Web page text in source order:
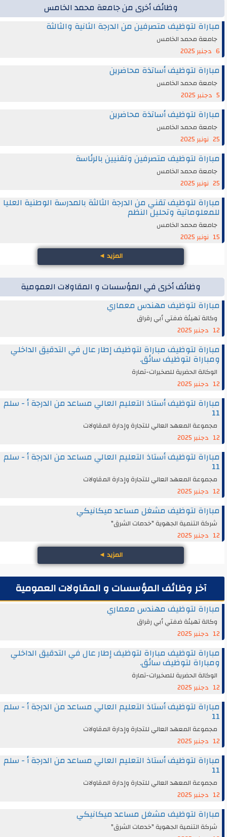
وظائف أخرى من جامعة محمد الخامس
مباراة لتوظيف متصرفين من الدرجة الثانية والثالثة
جامعة محمد الخامس
مباراة لتوظيف أساتذة محاضرين
جامعة محمد الخامس
مباراة لتوظيف أساتذة محاضرين
جامعة محمد الخامس
25 نونبر 2025
مباراة لتوظيف متصرفين وتقنيين بالرئاسة
جامعة محمد الخامس
25 نونبر 2025
مباراة لتوظيف تقني من الدرجة الثالثة بالمدرسة الوطنية العليا
للمعلوماتية وتحليل النظم
جامعة محمد الخامس
15 نونبر 2025
المزيد◄
وظائف أخرى في المؤسسات و المقاولات العمومية
مباراة لتوظيف مهندس معماري
وكالة تهيئة ضفتي أبي رقراق
12 دجنبر 2025
مباراة لتوظيف مباراة لتوظيف إطار عال في التدقيق الداخلي
ومباراة لتوظيف سائق.
الوكالة الحضرية للصخيرات-تمارة
12 دجنبر 2025
مباراة لتوظيف أستاذ التعليم العالي مساعد من الدرجة أ - سلم
11
مجموعة المعهد العالي للتجارة وإدارة المقاولات
12 دجنبر 2025
مباراة لتوظيف أستاذ التعليم العالي مساعد من الدرجة أ - سلم
11
مجموعة المعهد العالي للتجارة وإدارة المقاولات
12 دجنبر 2025
مباراة لتوظيف مشغل مساعد ميكانيكي
شركة التنمية الجهوية "خدمات الشرق"
12 دجنبر 2025
المزيد◄
آخر وظائف المؤسسات و المقاولات العمومية
مباراة لتوظيف مهندس معماري
وكالة تهيئة ضفتي أبي رقراق
12 دجنبر 2025
مباراة لتوظيف مباراة لتوظيف إطار عال في التدقيق الداخلي
ومباراة لتوظيف سائق.
الوكالة الحضرية للصخيرات-تمارة
12 دجنبر 2025
مباراة لتوظيف أستاذ التعليم العالي مساعد من الدرجة أ - سلم
11
مجموعة المعهد العالي للتجارة وإدارة المقاولات
12 دجنبر 2025
مباراة لتوظيف أستاذ التعليم العالي مساعد من الدرجة أ - سلم
11
مجموعة المعهد العالي للتجارة وإدارة المقاولات
12 دجنبر 2025
مباراة لتوظيف مشغل مساعد ميكانيكي
شركة التنمية الجهوية "خدمات الشرق"